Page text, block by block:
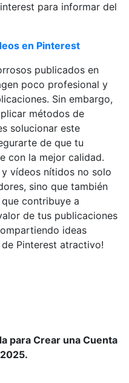
para informar del
en Pinterest
publicados en
poco profesional y
Sin embargo,
métodos de
solucionar este
de que tu
con la mejor calidad.
y vídeos nítidos no solo
sino que también
contribuye a
de tus publicaciones
ideas
Pinterest atractivo!
para Crear una Cuenta